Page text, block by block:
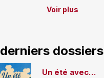
Voir plus
dossiers
Un été avec…